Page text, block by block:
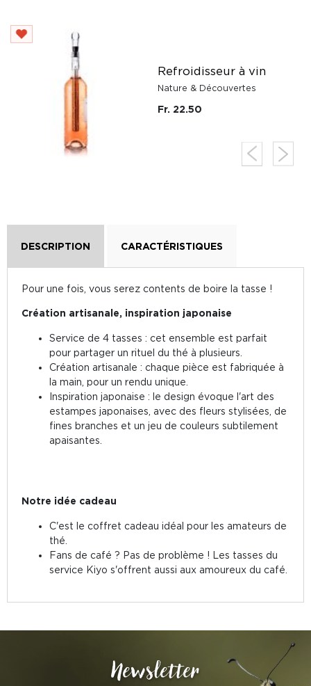
Refroidisseur à vin
Nature & Découvertes
Fr. 22.50
DESCRIPTION CARACTÉRISTIQUES
Pour une fois, vous serez contents de boire la tasse !
Création artisanale, inspiration japonaise
Service de 4 tasses : cet ensemble est parfait
pour partager un rituel du thé à plusieurs.
Création artisanale : chaque pièce est fabriquée à
la main, pour un rendu unique.
Inspiration japonaise : le design évoque l'art des
estampes japonaises, avec des fleurs stylisées, de
fines branches et un jeu de couleurs subtilement
apaisantes.
Notre idée cadeau
C'est le coffret cadeau idéal pour les amateurs de
thé.
Fans de café ? Pas de problème ! Les tasses du
service Kiyo s'offrent aussi aux amoureux du café.
Newsletter